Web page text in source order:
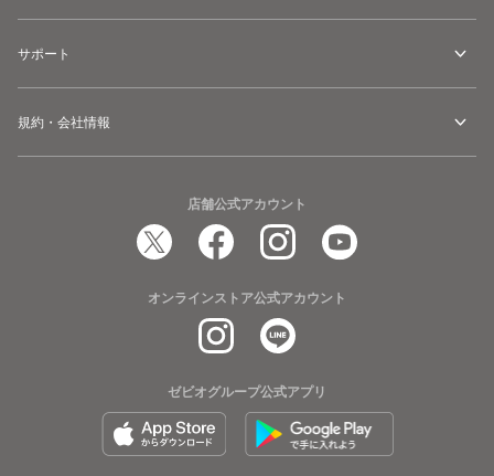
サポート
規約・会社情報
店舗公式アカウント
オンラインストア公式アカウント
ゼビオグループ公式アプリ